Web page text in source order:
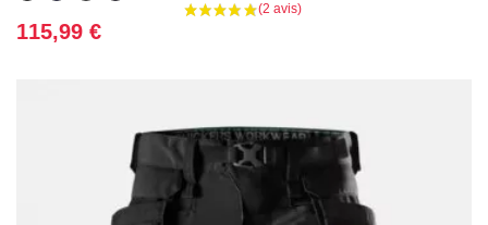
Prix
115,99 €